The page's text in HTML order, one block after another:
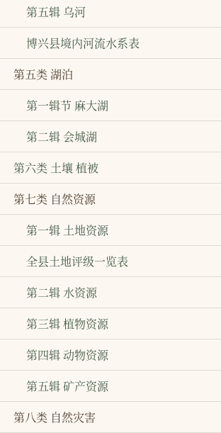
第五辑 乌河
博兴县境内河流水系表
第五类 湖泊
第一辑节 麻大湖
第二辑 会城湖
第六类 土壤 植被
第七类 自然资源
第一辑 土地资源
全县土地评级一览表
第二辑 水资源
第三辑 植物资源
第四辑 动物资源
第五辑 矿产资源
第八类 自然灾害